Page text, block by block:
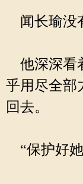
闻长瑜没
他深深看
乎用尽全部
回去。
“保护好